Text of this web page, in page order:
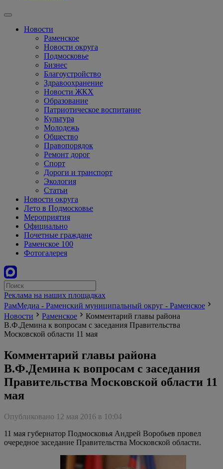
Новости
Раменское
Новости округа
Подмосковье
Бизнес
Благоустройство
Здравоохранение
Новости ЖКХ
Образование
Патриотическое воспитание
Культура
Молодежь
Общество
Правопорядок
Ремонт дорог
Спорт
Дороги и транспорт
Экология
Статьи
Новости округа
Лето в Подмосковье
Мероприятия
Официально
Почетные граждане
Раменское 100
Фотогалерея
Реклама на наших площадках
РамМедиа - Раменский муниципальный округ - Раменское
Новости
Раменское
Комментарий главы района
В.Ф.Демина к вопросам с заседания Правительства
Московской области 11 мая
Комментарий главы района
В.Ф.Демина к вопросам с заседания
Правительства Московской области 11
мая
Опубликовано 12 мая 2016 в 10:04
11 мая губернатор Подмосковья Андрей Воробьев провел
очередное заседание Правительства Московской области.